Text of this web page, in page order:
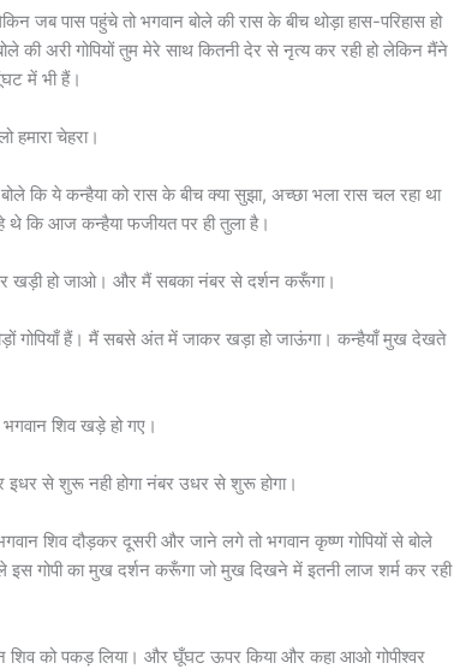
जब पास पहुंचे तो भगवान बोले की रास के बीच थोड़ा हास-परिहास हो
की अरी गोपियों तुम मेरे साथ कितनी देर से नृत्य कर रही हो लेकिन मैंने
में भी हैं।
हमारा चेहरा।
कि ये कन्हैया को रास के बीच क्या सुझा, अच्छा भला रास चल रहा था
कि आज कन्हैया फजीयत पर ही तुला है।
खड़ी हो जाओ। और मैं सबका नंबर से दर्शन करूँगा।
गोपियाँ हैं। मैं सबसे अंत में जाकर खड़ा हो जाऊंगा। कन्हैयाँ मुख देखते
शिव खड़े हो गए।
इधर से शुरू नही होगा नंबर उधर से शुरू होगा।
शिव दौड़कर दूसरी और जाने लगे तो भगवान कृष्ण गोपियों से बोले
इस गोपी का मुख दर्शन करूँगा जो मुख दिखने में इतनी लाज शर्म कर रही
शिव को पकड़ लिया। और घूँघट ऊपर किया और कहा आओ गोपीश्वर